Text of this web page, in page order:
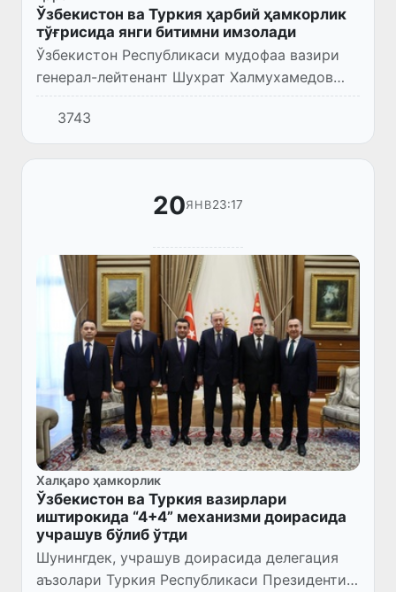
Ўзбекистон ва Туркия ҳарбий ҳамкорлик
тўғрисида янги битимни имзолади
Ўзбекистон Республикаси мудофаа вазири
генерал-лейтенант Шухрат Халмухамедов
ҳамкасби, Туркия миллий мудофаа вазири
Яшар Гулер билан 2026 йилга мўлжалланган
ҳарбий ҳамкорлик режаси...
3743
20ЯНВ23:17
Халқаро ҳамкорлик
Ўзбекистон ва Туркия вазирлари
иштирокида “4+4” механизми доирасида
учрашув бўлиб ўтди
Шунингдек, учрашув доирасида делегация
аъзолари Туркия Республикаси Президенти